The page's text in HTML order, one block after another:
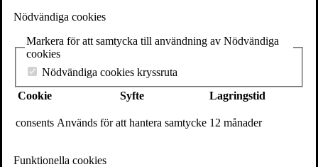
Föreläsare
Volantebloggen
Pressrum
Om Volante
Kontakt
Webshop
SE-111 27 Stockholm
Nödvändiga cookies
Markera för att samtycka till användning av Nödvändiga
cookies
Nödvändiga cookies kryssruta
Cookie
Syfte Lagringstid
consents Används för att hantera samtycke 12 månader
Funktionella cookies